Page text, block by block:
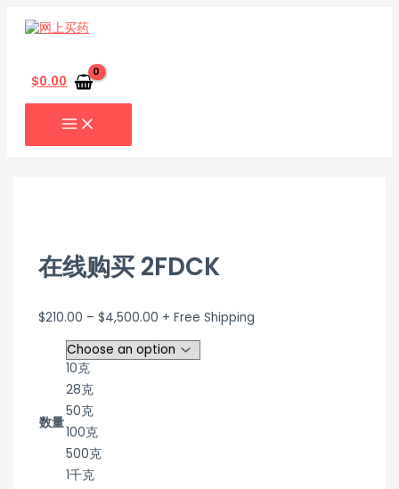
索
$0.00
在线购买 2FDCK
$210.00 – $4,500.00 + Free Shipping
数量
10克
28克
50克
100克
500克
1千克
线
2FDCK